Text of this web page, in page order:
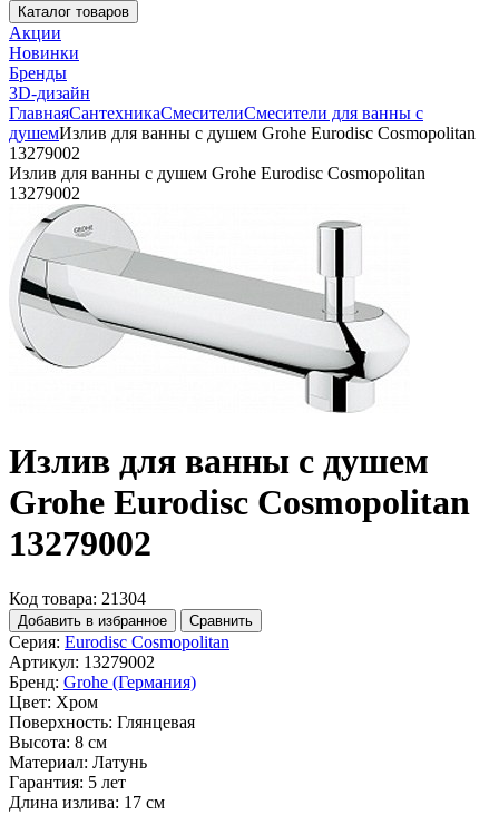
Каталог товаров
Акции
Новинки
Бренды
3D-дизайн
ГлавнаяСантехникаСмесителиСмесители для ванны с
душемИзлив для ванны с душем Grohe Eurodisc Cosmopolitan
13279002
Излив для ванны с душем Grohe Eurodisc Cosmopolitan
13279002
Излив для ванны с душем
Grohe Eurodisc Cosmopolitan
13279002
Код товара: 21304
Добавить в избранное Сравнить
Серия: Eurodisc Cosmopolitan
Артикул: 13279002
Бренд: Grohe (Германия)
Цвет: Хром
Поверхность: Глянцевая
Высота: 8 см
Материал: Латунь
Гарантия: 5 лет
Длина излива: 17 см